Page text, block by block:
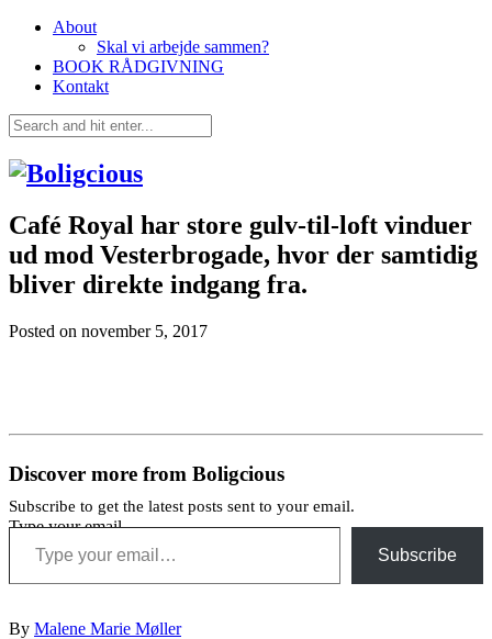
About
Skal vi arbejde sammen?
BOOK RÅDGIVNING
Kontakt
Café Royal har store gulv-til-loft vinduer
ud mod Vesterbrogade, hvor der samtidig
bliver direkte indgang fra.
Posted on november 5, 2017
Discover more from Boligcious
Subscribe to get the latest posts sent to your email.
Type your email…
Subscribe
By Malene Marie Møller